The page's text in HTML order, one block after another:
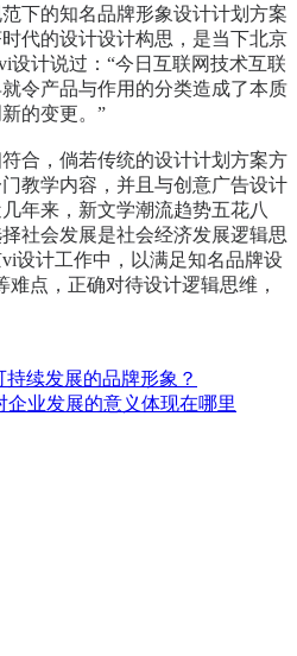
下的知名品牌形象设计计划方案
代的设计设计构思，是当下北京
设计说过：“今日互联网技术互联
令产品与作用的分类造成了本质
的变更。”
合，倘若传统的设计计划方案方
教学内容，并且与创意广告设计
年来，新文学潮流趋势五花八
社会发展是社会经济发展逻辑思
设计工作中，以满足知名品牌设
难点，正确对待设计逻辑思维，
持续发展的品牌形象？
企业发展的意义体现在哪里